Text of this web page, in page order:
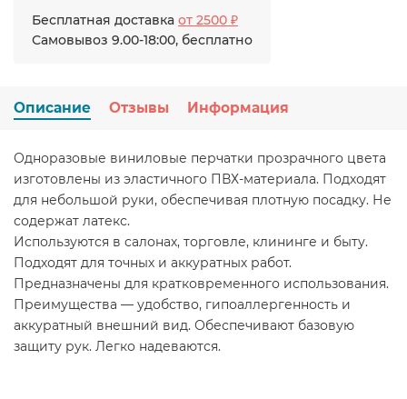
Бесплатная доставка от 2500 ₽
Самовывоз 9.00-18:00, бесплатно
Описание Отзывы Информация
Одноразовые виниловые перчатки прозрачного цвета
изготовлены из эластичного ПВХ-материала. Подходят
для небольшой руки, обеспечивая плотную посадку. Не
содержат латекс.
Используются в салонах, торговле, клининге и быту.
Подходят для точных и аккуратных работ.
Предназначены для кратковременного использования.
Преимущества — удобство, гипоаллергенность и
аккуратный внешний вид. Обеспечивают базовую
защиту рук. Легко надеваются.